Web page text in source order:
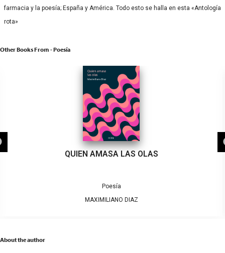
farmacia y la poesía; España y América. Todo esto se halla en esta «Antología
rota»
Other Books From - Poesía
QUIEN AMASA LAS OLAS
Poesía
MAXIMILIANO DIAZ
About the author